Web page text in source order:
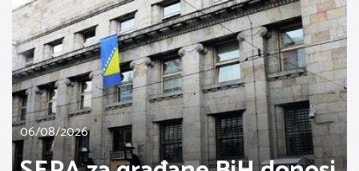
06/08/2026